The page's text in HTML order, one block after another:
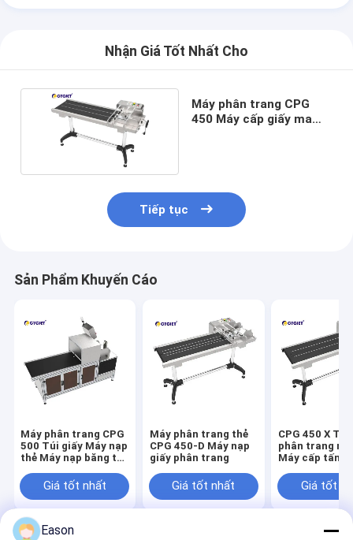
Nhận Giá Tốt Nhất Cho
Máy phân trang CPG
450 Máy cấp giấy ma
Tiếp tục
Sản Phẩm Khuyến Cáo
Máy phân trang CPG
500 Túi giấy Máy nạp
thẻ Máy nạp băng tải
Giá tốt nhất
Máy phân trang thẻ
CPG 450-D Máy nạp
giấy phân trang
Giá tốt nhất
CPG 450 X
phân trang
Máy cấp tấm
Giá tốt
Eason